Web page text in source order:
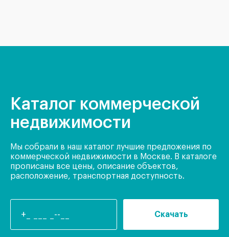
Каталог коммерческой
недвижимости
Мы собрали в наш каталог лучшие предложения по
коммерческой недвижимости в Москве. В каталоге
прописаны все цены, описание объектов,
расположение, транспортная доступность.
Скачать